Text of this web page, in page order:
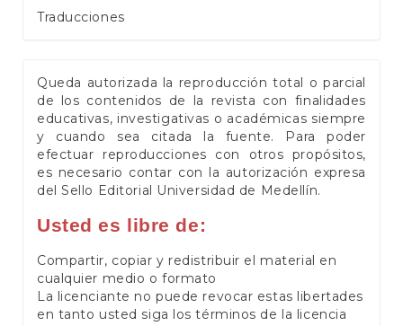
Traducciones
Queda autorizada la reproducción total o parcial
de los contenidos de la revista con finalidades
educativas, investigativas o académicas siempre
y cuando sea citada la fuente. Para poder
efectuar reproducciones con otros propósitos,
es necesario contar con la autorización expresa
del Sello Editorial Universidad de Medellín.
Usted es libre de:
Compartir, copiar y redistribuir el material en
cualquier medio o formato
La licenciante no puede revocar estas libertades
en tanto usted siga los términos de la licencia